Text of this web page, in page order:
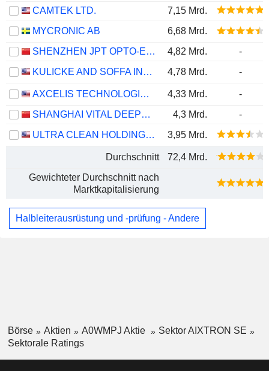
CAMTEK LTD.
7,15 Mrd.
MYCRONIC AB
6,68 Mrd.
SHENZHEN JPT OPTO-ELECTRONICS CO., LTD.
4,82 Mrd.
-
KULICKE AND SOFFA INDUSTRIES, INC.
4,78 Mrd. -
AXCELIS TECHNOLOGIES, INC. 4,33 Mrd.
-
SHANGHAI VITAL DEEPTECH CO., LTD.
4,3 Mrd.
-
ULTRA CLEAN HOLDINGS, INC.
3,95 Mrd.
Durchschnitt
72,4 Mrd.
Gewichteter Durchschnitt nach
Marktkapitalisierung
Halbleiterausrüstung und -prüfung - Andere
Börse Aktien A0WMPJ Aktie
Sektor AIXTRON SE
Sektorale Ratings